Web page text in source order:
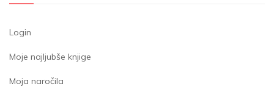
Login
Moje najljubše knjige
Moja naročila